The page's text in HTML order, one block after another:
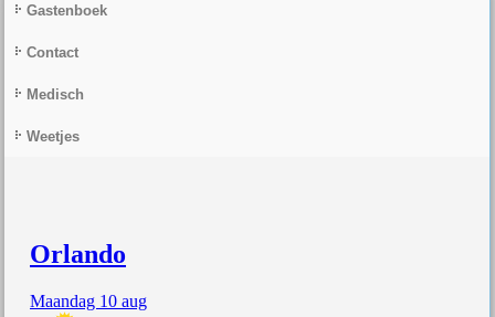
Gastenboek
Contact
Medisch
Weetjes